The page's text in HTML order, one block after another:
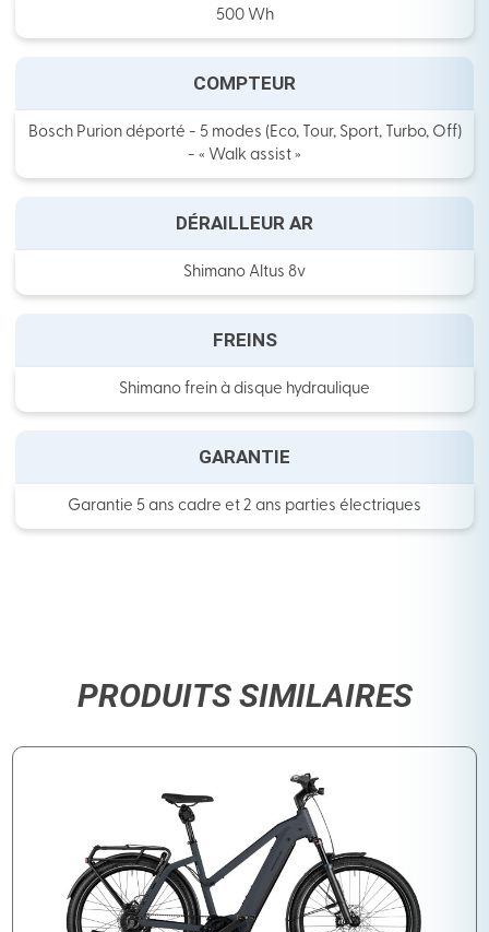
500 Wh
COMPTEUR
Bosch Purion déporté - 5 modes (Eco, Tour, Sport, Turbo, Off)
- « Walk assist »
DÉRAILLEUR AR
Shimano Altus 8v
FREINS
Shimano frein à disque hydraulique
GARANTIE
Garantie 5 ans cadre et 2 ans parties électriques
PRODUITS SIMILAIRES